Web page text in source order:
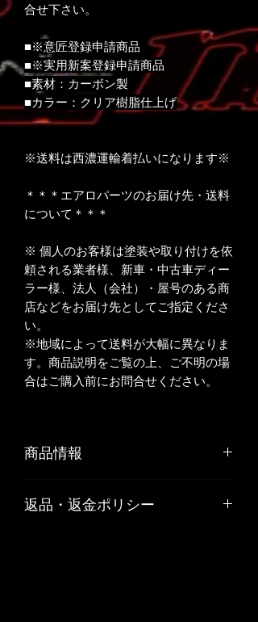
合せ下さい。
■※意匠登録申請商品
■※実用新案登録申請商品
■素材：カーボン製
■カラー：クリア樹脂仕上げ
※送料は西濃運輸着払いになります※
＊＊＊エアロパーツのお届け先・送料
について＊＊＊
※ 個人のお客様は塗装や取り付けを依
頼される業者様、新車・中古車ディー
ラー様、法人（会社）・屋号のある商
店などをお届け先としてご指定くださ
い。
※地域によって送料が大幅に異なりま
す。商品説明をご覧の上、ご不明の場
合はご購入前にお問合せください。
商品情報
クリア樹脂仕上げ
返品・返金ポリシー